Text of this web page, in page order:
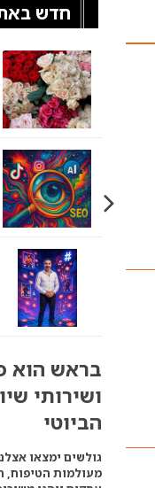
חדש
בראש הוא
ושירותי
הביוטי
גולשים ימצאו
מעולמות הטיפוח,